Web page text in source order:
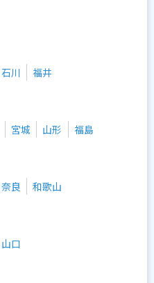
石川 福井
宮城 山形 福島
奈良 和歌山
山口